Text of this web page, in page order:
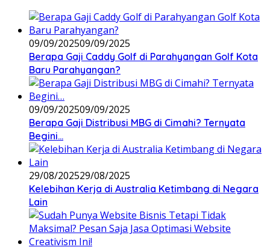
09/09/202509/09/2025
Berapa Gaji Caddy Golf di Parahyangan Golf Kota
Baru Parahyangan?
09/09/202509/09/2025
Berapa Gaji Distribusi MBG di Cimahi? Ternyata
Begini…
29/08/202529/08/2025
Kelebihan Kerja di Australia Ketimbang di Negara
Lain